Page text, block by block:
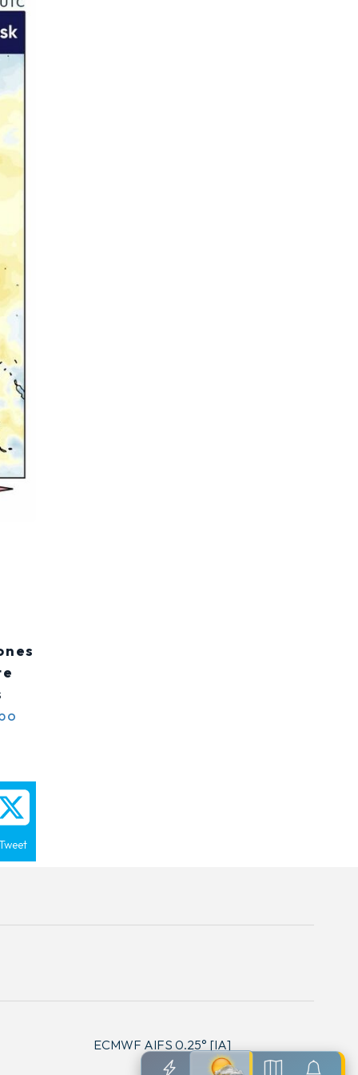
ECMWF AIFS 0.25° [IA]